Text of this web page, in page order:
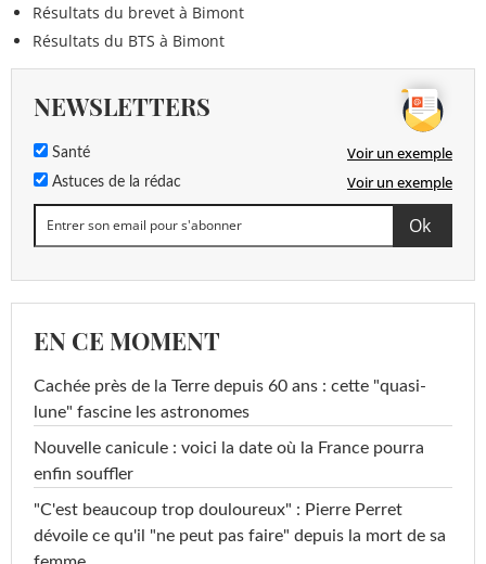
Résultats du brevet à Bimont
Résultats du BTS à Bimont
NEWSLETTERS
Santé Voir un exemple
Astuces de la rédac Voir un exemple
EN CE MOMENT
Cachée près de la Terre depuis 60 ans : cette "quasi-
lune" fascine les astronomes
Nouvelle canicule : voici la date où la France pourra
enfin souffler
"C'est beaucoup trop douloureux" : Pierre Perret
dévoile ce qu'il "ne peut pas faire" depuis la mort de sa